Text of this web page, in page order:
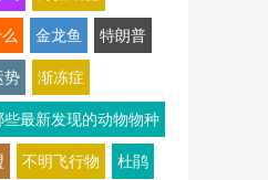
金龙鱼 特朗普
势 渐冻症
些最新发现的动物物种
不明飞行物 杜鹃